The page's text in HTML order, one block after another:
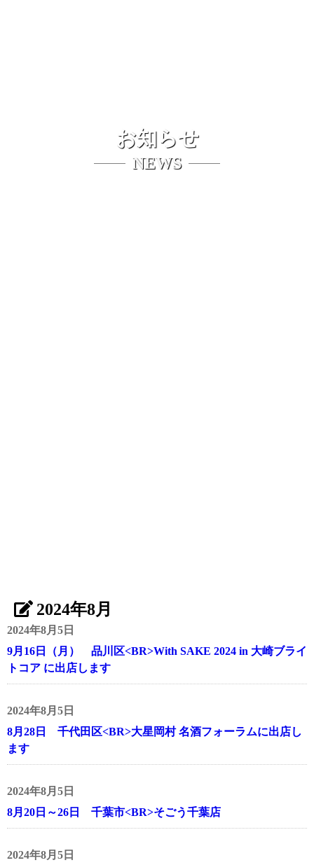
お知らせ
NEWS
2024年8月
2024年8月5日
9月16日（月） 品川区<BR>With SAKE 2024 in 大崎ブライ
トコア に出店します
2024年8月5日
8月28日 千代田区<BR>大星岡村 名酒フォーラムに出店し
ます
2024年8月5日
8月20日～26日 千葉市<BR>そごう千葉店
2024年8月5日